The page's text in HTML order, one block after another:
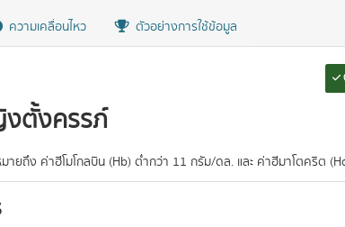
ความเคลื่อนไหว ตัวอย่างการใช้ข้อมูล
งตั้งครรภ์
ยถึง ค่าฮีโมโกลบิน (Hb) ต่ำกว่า 11 กรัม/ดล. และ ค่าฮีมาโตคริต